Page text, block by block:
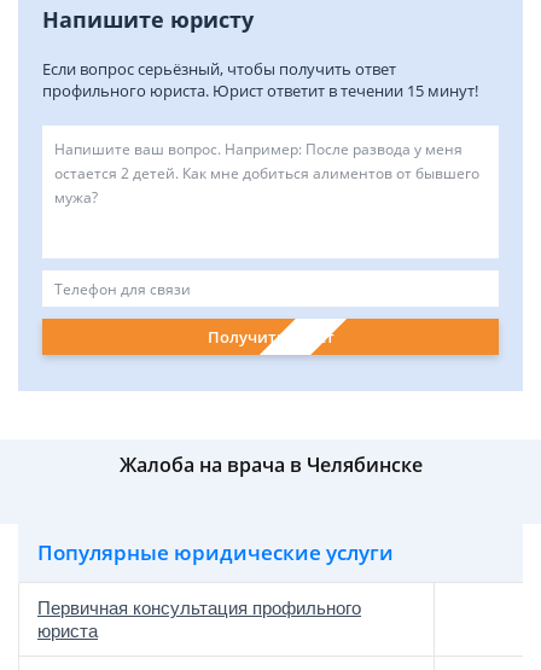
Напишите юристу
Если вопрос серьёзный, чтобы получить ответ
профильного юриста. Юрист ответит в течении 15 минут!
Получить ответ
Жалоба на врача в Челябинске
Популярные юридические услуги
Первичная консультация профильного
юриста